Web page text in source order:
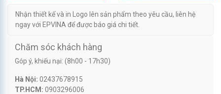
Nhận thiết kế và in Logo lên sản phẩm theo yêu cầu, liên hệ
ngay với EPVINA để được báo giá chi tiết.
Chăm sóc khách hàng
Góp ý, khiếu nại: (8h00 - 17h30)
Hà Nội: 02437678915
TP.HCM: 0903296006